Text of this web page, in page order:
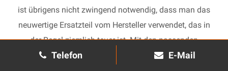
Telefon E-Mail
ist übrigens nicht zwingend notwendig, dass man das
neuwertige Ersatzteil vom Hersteller verwendet, das in
der Regel ziemlich teuer ist. Mit den passenden
Ersatzteilen kann jedes gebrauchte Getriebe schnell